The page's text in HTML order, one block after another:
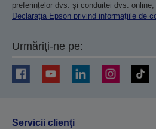
preferințelor dvs. și conduitei dvs.
Declarația Epson privind informațiile de
Urmăriți-ne pe:
Servicii clienţi